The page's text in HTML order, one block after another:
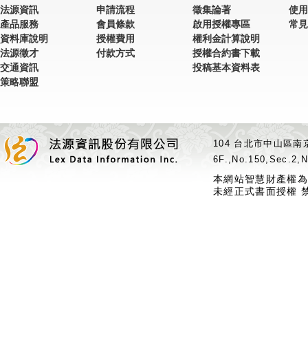
法源資訊
產品服務
資料庫說明
法源徵才
交通資訊
策略聯盟
申請流程
會員條款
授權費用
付款方式
徵集論著
啟用授權專區
權利金計算說明
授權合約書下載
投稿基本資料表
使
常
104 台北市中山區
本網站智慧財產權
未經正式書面授權